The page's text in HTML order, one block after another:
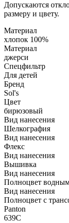
Допускаются
размеру и цвету.
Материал
хлопок 100%
Материал
джерси
Спецфильтр
Для детей
Бренд
Sol's
Цвет
бирюзовый
Вид нанесения
Шелкография
Вид нанесения
Флекс
Вид нанесения
Вышивка
Вид нанесения
Полноцвет
Вид нанесения
Полноцвет с
Panton
639C